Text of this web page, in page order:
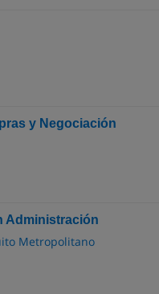
y Negociación
Administración
Metropolitano